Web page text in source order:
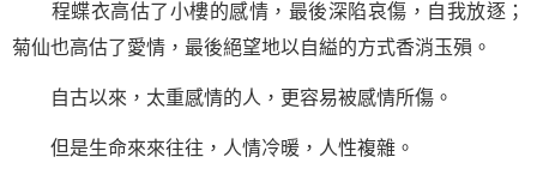
程蝶衣高估了小樓的感情，最後深陷哀傷，自我放逐；
菊仙也高估了愛情 ，最後絕望地以自縊的方式香消玉殞。
自古以來，太重感情的人，更容易被感情所傷。
但是生命來來往往，人情冷暖，人性複雜。